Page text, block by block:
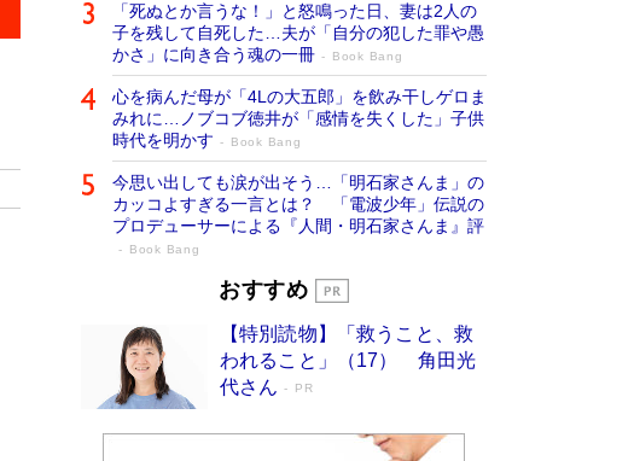
「死ぬとか言うな！」と怒鳴った日、妻は2人の
子を残して自死した…夫が「自分の犯した罪や愚
かさ」に向き合う魂の一冊
Book Bang
心を病んだ母が「4Lの大五郎」を飲み干しゲロま
みれに…ノブコブ徳井が「感情を失くした」子供
時代を明かす
Book Bang
今思い出しても涙が出そう…「明石家さんま」の
カッコよすぎる一言とは？ 「電波少年」伝説の
プロデューサーによる『人間・明石家さんま』評
Book Bang
「宇宙兄弟」最終46巻がベストセラー1
物語に幕 特装版には「宇宙で描かれたマ
ンガ」も収録
Book Bang
美輪明宏 晩年の回答を集めた『ほほえんで生き
おすすめ
【特別読物】「救うこと、救
われること」（17） 角田光
代さん
PR